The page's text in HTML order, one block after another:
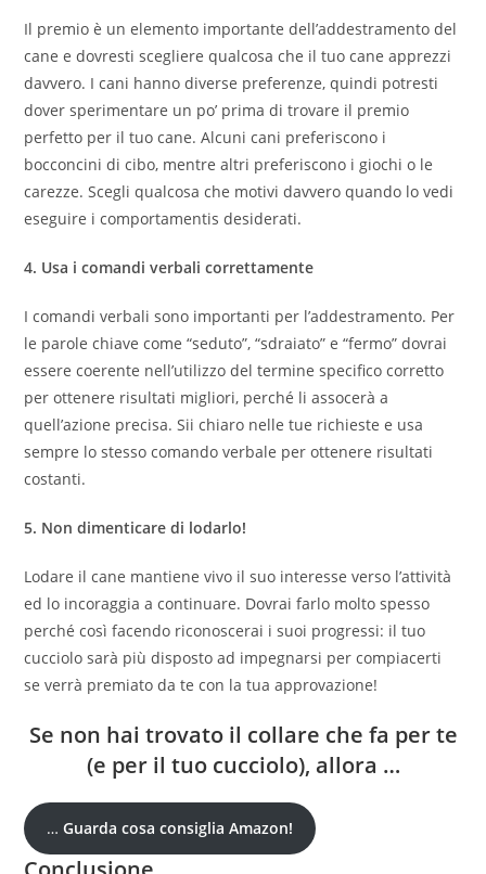
Il premio è un elemento importante dell’addestramento del
cane e dovresti scegliere qualcosa che il tuo cane apprezzi
davvero. I cani hanno diverse preferenze, quindi potresti
dover sperimentare un po’ prima di trovare il premio
perfetto per il tuo cane. Alcuni cani preferiscono i
bocconcini di cibo, mentre altri preferiscono i giochi o le
carezze. Scegli qualcosa che motivi davvero quando lo vedi
eseguire i comportamentis desiderati.
4. Usa i comandi verbali correttamente
I comandi verbali sono importanti per l’addestramento. Per
le parole chiave come “seduto”, “sdraiato” e “fermo” dovrai
essere coerente nell’utilizzo del termine specifico corretto
per ottenere risultati migliori, perché li assocerà a
quell’azione precisa. Sii chiaro nelle tue richieste e usa
sempre lo stesso comando verbale per ottenere risultati
costanti.
5. Non dimenticare di lodarlo!
Lodare il cane mantiene vivo il suo interesse verso l’attività
ed lo incoraggia a continuare. Dovrai farlo molto spesso
perché così facendo riconoscerai i suoi progressi: il tuo
cucciolo sarà più disposto ad impegnarsi per compiacerti
se verrà premiato da te con la tua approvazione!
Se non hai trovato il collare che fa per te
(e per il tuo cucciolo), allora …
…Guarda cosa consiglia Amazon!